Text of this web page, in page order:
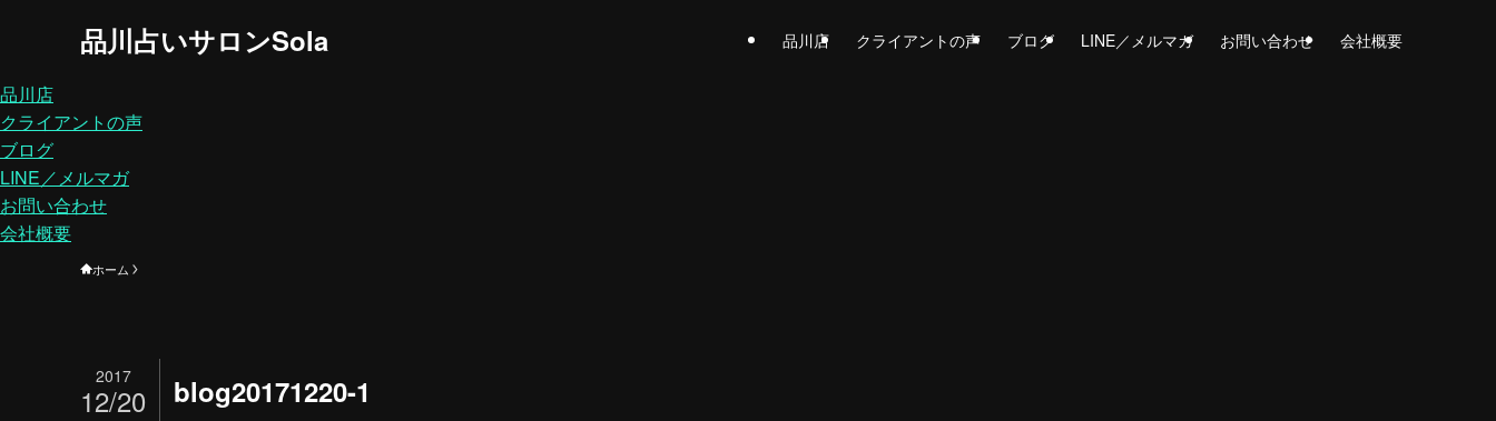
品川占いサロンSola 品川店 クライアントの声 ブログ LINE／メルマガ お問い合わせ 会社概要
品川店
クライアントの声
ブログ
LINE／メルマガ
お問い合わせ
会社概要
ホーム
blog20171220-1
2017
12/20